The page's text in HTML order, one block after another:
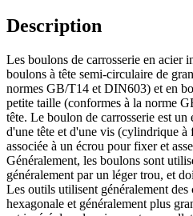
Description
Les boulons de carrosserie en acier
boulons à tête semi-circulaire de
normes GB/T14 et DIN603) et en
petite taille (conformes à la norme
tête. Le boulon de carrosserie est
d'une tête et d'une vis (cylindrique
associée à un écrou pour fixer et
Généralement, les boulons sont
généralement par un léger trou, et
Les outils utilisent généralement des
hexagonale et généralement plus